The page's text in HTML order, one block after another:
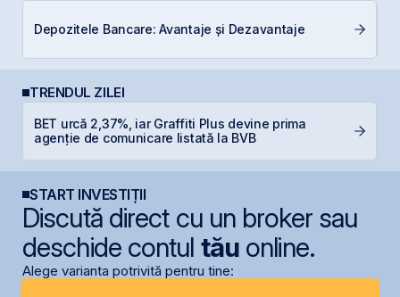
Depozitele Bancare: Avantaje și Dezavantaje
TRENDUL ZILEI
BET urcă 2,37%, iar Graffiti Plus devine prima
agenție de comunicare listată la BVB
START INVESTIȚII
Discută direct cu un broker sau
deschide contul tăuonline.
Alege varianta potrivită pentru tine: